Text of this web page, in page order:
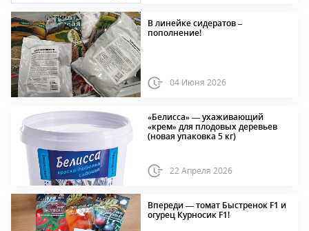
В линейке сидератов –
пополнение!
04 Июня 2026
«Белисса» — ухаживающий
«крем» для плодовых деревьев
(новая упаковка 5 кг)
22 Апреля 2026
Впереди — томат Быстренок F1 и
огурец Курносик F1!